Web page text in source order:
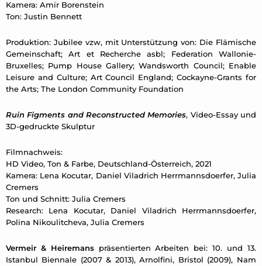
Kamera: Amir Borenstein
Ton: Justin Bennett
Produktion: Jubilee vzw, mit Unterstützung von: Die Flämische
Gemeinschaft; Art et Recherche asbl; Federation Wallonie-
Bruxelles; Pump House Gallery; Wandsworth Council; Enable
Leisure and Culture; Art Council England; Cockayne-Grants for
the Arts; The London Community Foundation
Ruin Figments and Reconstructed Memories, Video-Essay und
3D-gedruckte Skulptur
Filmnachweis:
HD Video, Ton & Farbe, Deutschland-Österreich, 2021
Kamera: Lena Kocutar, Daniel Viladrich Herrmannsdoerfer, Julia
Cremers
Ton und Schnitt: Julia Cremers
Research: Lena Kocutar, Daniel Viladrich Herrmannsdoerfer,
Polina Nikoulitcheva, Julia Cremers
Vermeir & Heiremanspräsentierten Arbeiten bei: 10. und 13.
Istanbul Biennale (2007 & 2013), Arnolfini, Bristol (2009), Nam